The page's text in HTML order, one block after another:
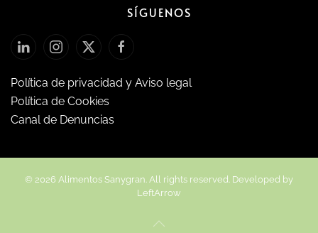
SÍGUENOS
Política de privacidad y Aviso legal
Política de Cookies
Canal de Denuncias
© 2026 Alimentos Sanygran. All rights reserved. Developed by
LeftArrow